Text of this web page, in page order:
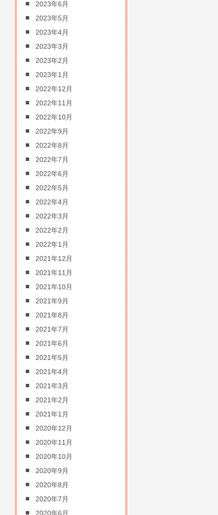
2023年6月
2023年5月
2023年4月
2023年3月
2023年2月
2023年1月
2022年12月
2022年11月
2022年10月
2022年9月
2022年8月
2022年7月
2022年6月
2022年5月
2022年4月
2022年3月
2022年2月
2022年1月
2021年12月
2021年11月
2021年10月
2021年9月
2021年8月
2021年7月
2021年6月
2021年5月
2021年4月
2021年3月
2021年2月
2021年1月
2020年12月
2020年11月
2020年10月
2020年9月
2020年8月
2020年7月
2020年6月